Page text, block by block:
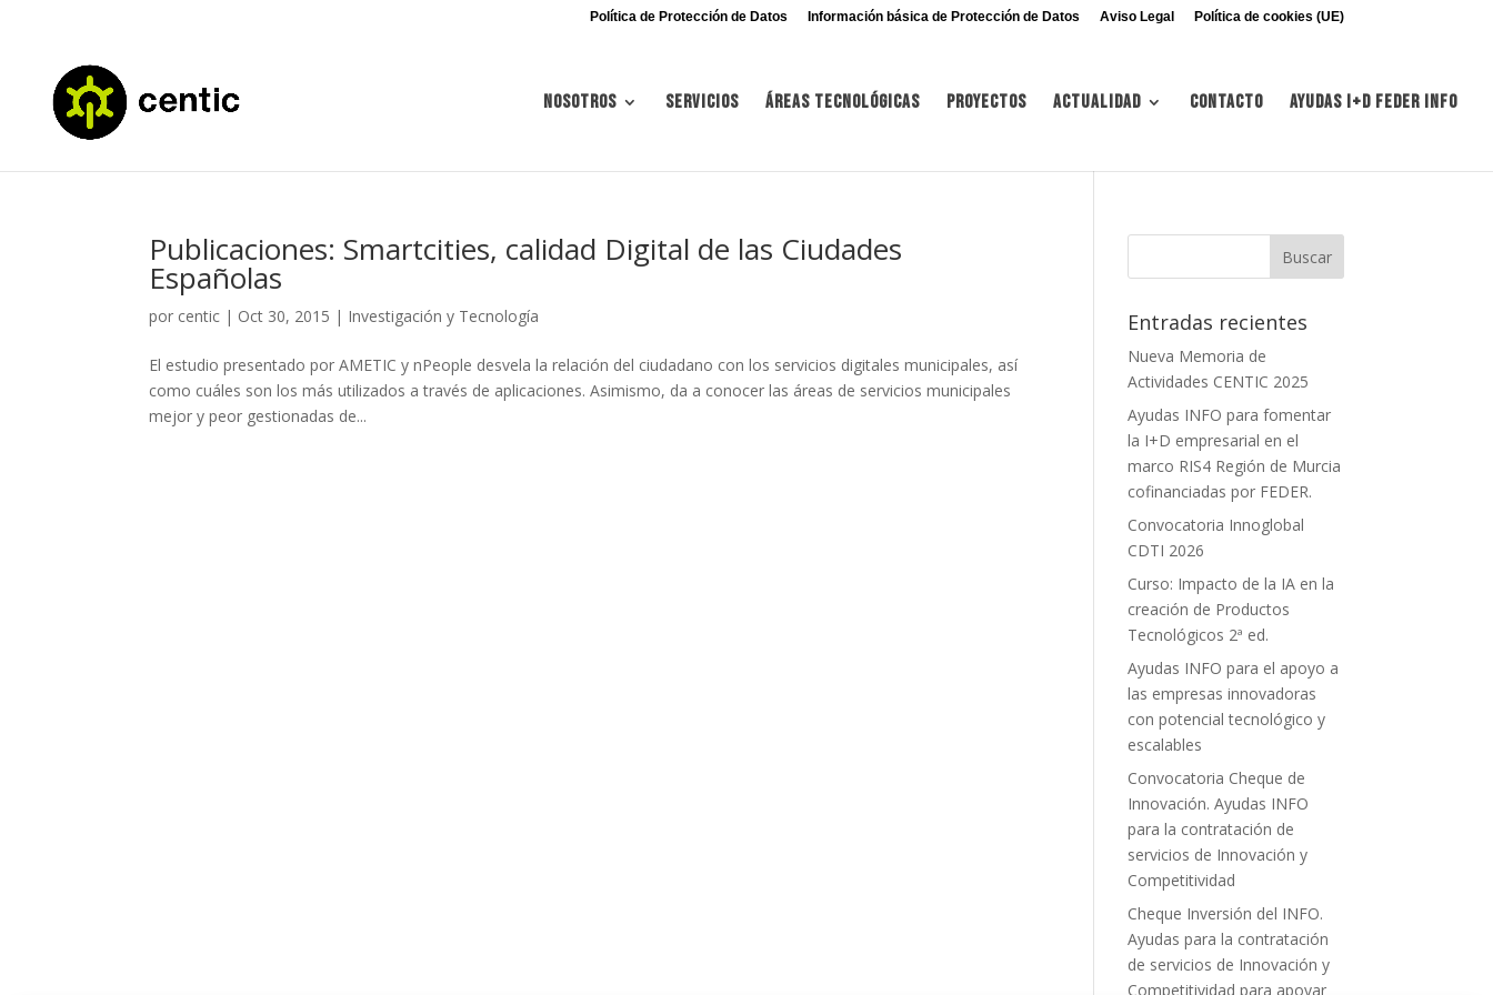
Política de Protección de Datos Información básica de Protección de Datos Aviso Legal Política de cookies (UE)
Nosotros Servicios Áreas tecnológicas Proyectos Actualidad Contacto Ayudas I+d FEDER INFO
Publicaciones: Smartcities, calidad Digital de las Ciudades
Españolas
por centic | Oct 30, 2015 | Investigación y Tecnología
El estudio presentado por AMETIC y nPeople desvela la relación del ciudadano con los servicios digitales municipales, así
como cuáles son los más utilizados a través de aplicaciones. Asimismo, da a conocer las áreas de servicios municipales
mejor y peor gestionadas de...
Entradas recientes
Nueva Memoria de
Actividades CENTIC 2025
Ayudas INFO para fomentar
la I+D empresarial en el
marco RIS4 Región de Murcia
cofinanciadas por FEDER.
Convocatoria Innoglobal
CDTI 2026
Curso: Impacto de la IA en la
creación de Productos
Tecnológicos 2ª ed.
Ayudas INFO para el apoyo a
las empresas innovadoras
con potencial tecnológico y
escalables
Convocatoria Cheque de
Innovación. Ayudas INFO
para la contratación de
servicios de Innovación y
Competitividad
Cheque Inversión del INFO.
Ayudas para la contratación
de servicios de Innovación y
Competitividad para apoyar